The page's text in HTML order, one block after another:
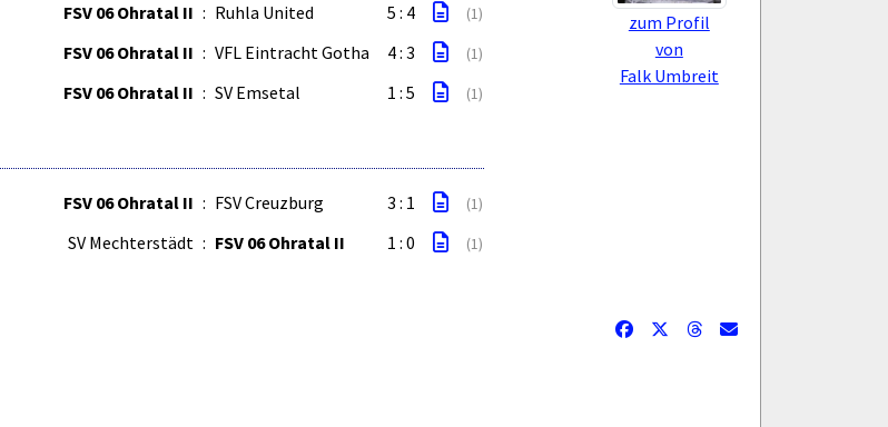
zum Profil
von
Falk Umbreit
FSV 06 Ohratal II : Ruhla United 5 : 4 (1)
FSV 06 Ohratal II : VFL Eintracht Gotha 4 : 3 (1)
FSV 06 Ohratal II : SV Emsetal 1 : 5 (1)
FSV 06 Ohratal II : FSV Creuzburg 3 : 1 (1)
SV Mechterstädt : FSV 06 Ohratal II 1 : 0 (1)